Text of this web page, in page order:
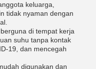
keluarga,
tidak nyaman dengan
di tempat kerja
suhu tanpa kontak
19, dan mencegah
digunakan dan